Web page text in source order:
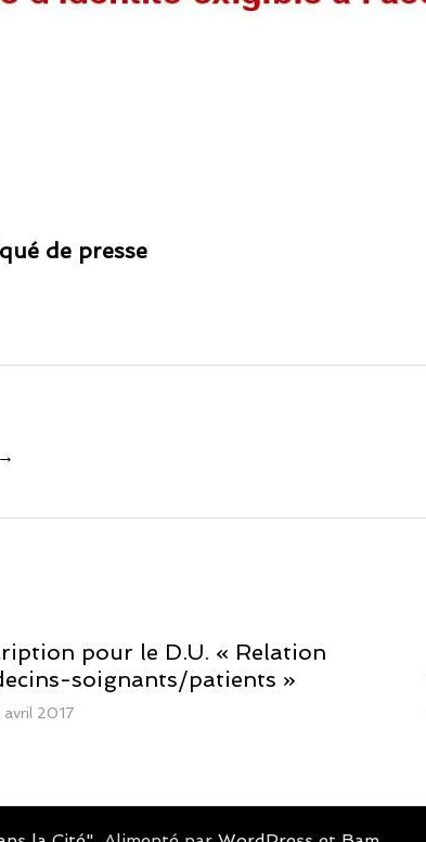
de presse
pour le D.U. « Relation
soignants/patients »
avril 2017